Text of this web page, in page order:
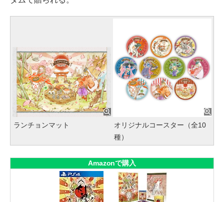
ランチョンマット
オリジナルコースター（全10
種）
Amazonで購入